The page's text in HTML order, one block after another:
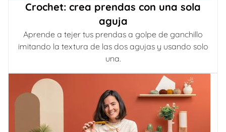
Crochet: crea prendas con una sola
aguja
Aprende a tejer tus prendas a golpe de ganchillo
imitando la textura de las dos agujas y usando solo
una.